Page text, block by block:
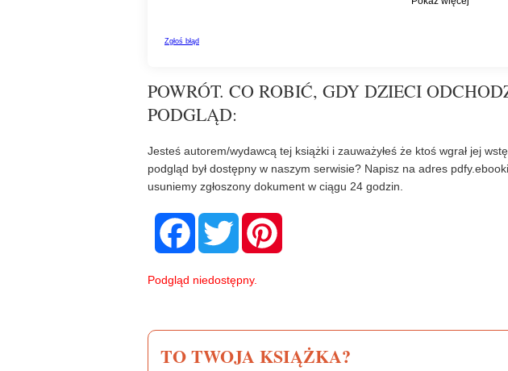
POWRÓT. CO ROBIĆ, GDY DZIECI
PODGLĄD:
Jesteś autorem/wydawcą tej książki i zauważyłeś że ktoś wgrał jej
podgląd był dostępny w naszym serwisie? Napisz na adres
usuniemy zgłoszony dokument w ciągu 24 godzin.
F
c
o
T
w
e
Podgląd niedostępny.
TO TWOJA KSIĄŻKA?